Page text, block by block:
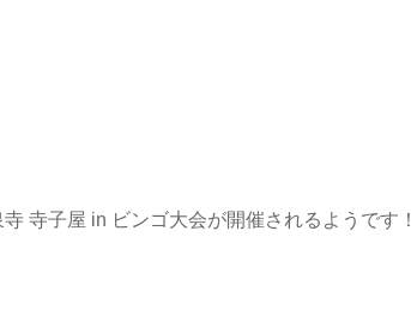
寺子屋 in ビンゴ大会が開催されるようです！